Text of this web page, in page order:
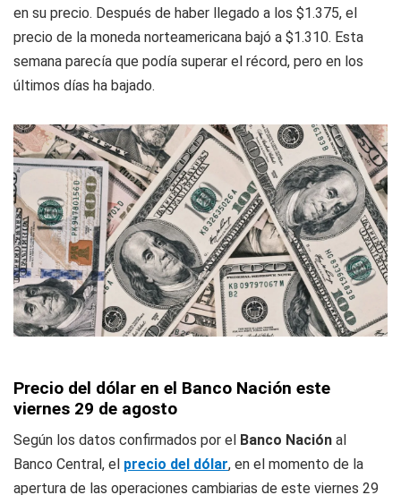
en su precio. Después de haber llegado a los $1.375, el
precio de la moneda norteamericana bajó a $1.310. Esta
semana parecía que podía superar el récord, pero en los
últimos días ha bajado.
Precio del dólar en el Banco Nación este
viernes 29 de agosto
Según los datos confirmados por el Banco Nación al
Banco Central, el precio del dólar, en el momento de la
apertura de las operaciones cambiarias de este viernes 29